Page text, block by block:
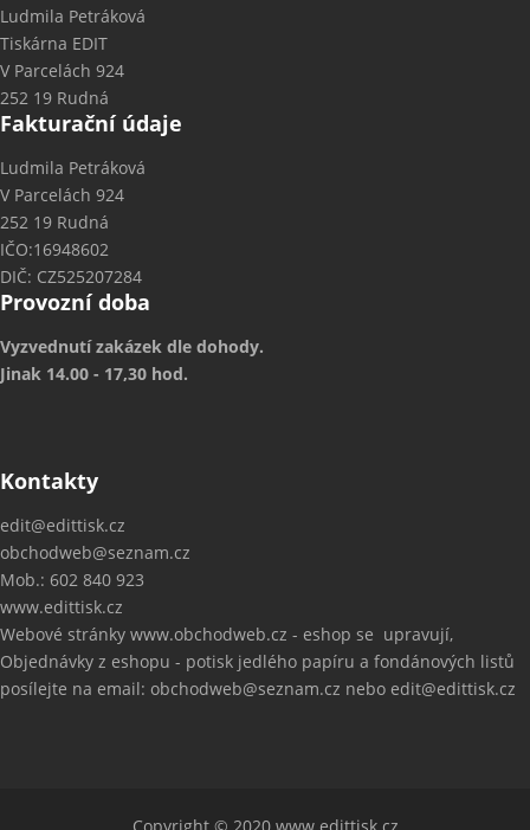
Ludmila Petráková
Tiskárna EDIT
V Parcelách 924
252 19 Rudná
Fakturační údaje
Ludmila Petráková
V Parcelách 924
252 19 Rudná
IČO:16948602
DIČ: CZ525207284
Provozní doba
Vyzvednutí zakázek dle dohody.
Jinak 14.00 - 17,30 hod.
Kontakty
edit@edittisk.cz
obchodweb@seznam.cz
Mob.: 602 840 923
www.edittisk.cz
Webové stránky www.obchodweb.cz - eshop se upravují,
Objednávky z eshopu - potisk jedlého papíru a fondánových listů
posílejte na email: obchodweb@seznam.cz nebo edit@edittisk.cz